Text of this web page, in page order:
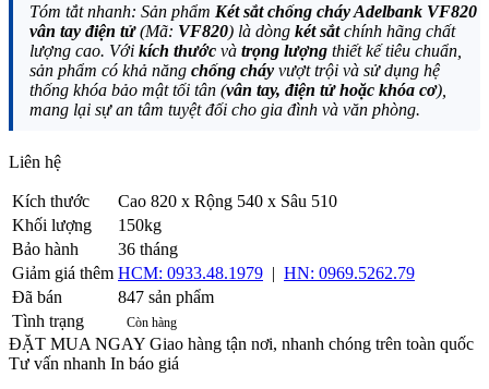
Tóm tắt nhanh: Sản phẩm Két sắt chống cháy Adelbank VF820
vân tay điện tử(Mã: VF820) là dòng két sắtchính hãng chất
lượng cao. Với kích thước và trọng lượng thiết kế tiêu chuẩn,
sản phẩm có khả năng chống cháy vượt trội và sử dụng hệ
thống khóa bảo mật tối tân (vân tay, điện tử hoặc khóa cơ),
mang lại sự an tâm tuyệt đối cho gia đình và văn phòng.
Liên hệ
Kích thước
Cao 820 x Rộng 540 x Sâu 510
Khối lượng
150kg
Bảo hành
36 tháng
Giảm giá thêm HCM: 0933.48.1979 | HN: 0969.5262.79
Đã bán
847 sản phẩm
Tình trạng
Còn hàng
ĐẶT MUA NGAY Giao hàng tận nơi, nhanh chóng trên toàn quốc
Tư vấn nhanh In báo giá